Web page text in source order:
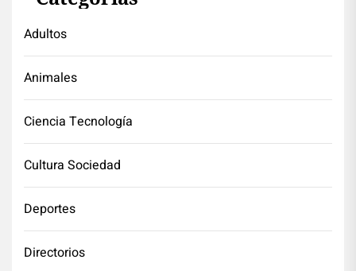
Adultos
Animales
Ciencia Tecnología
Cultura Sociedad
Deportes
Directorios